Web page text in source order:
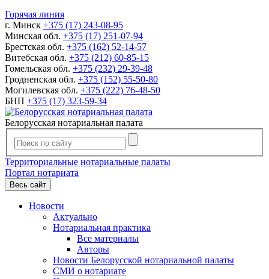
Горячая линия
г. Минск +375 (17) 243-08-95
Минская обл. +375 (17) 251-07-94
Брестская обл. +375 (162) 52-14-57
Витебская обл. +375 (212) 60-85-15
Гомельская обл. +375 (232) 29-39-48
Гродненская обл. +375 (152) 55-50-80
Могилевская обл. +375 (222) 76-48-50
БНП +375 (17) 323-59-34
Белорусская нотариальная палата
Территориальные нотариальные палаты
Портал нотариата
Весь сайт
Новости
Актуально
Нотариальная практика
Все материалы
Авторы
Новости Белорусской нотариальной палаты
СМИ о нотариате